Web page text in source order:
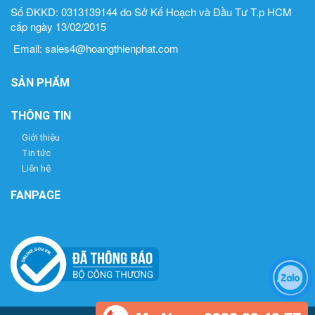
Số ĐKKD: 0313139144 do Sở Kế Hoạch và Đầu Tư T.p HCM
cấp ngày 13/02/2015
Email: sales4@hoangthienphat.com
SẢN PHẨM
THÔNG TIN
Giới thiệu
Tin tức
Liên hệ
FANPAGE